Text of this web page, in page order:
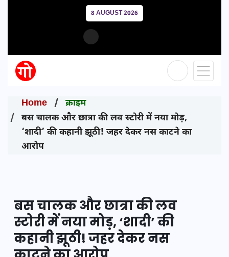
8 AUGUST 2026
Home
क्राइम
बस चालक और छात्रा की लव स्टोरी में नया मोड़,
‘शादी’ की कहानी झूठी! जहर देकर नस काटने का
आरोप
बस चालक और छात्रा की लव
स्टोरी में नया मोड़, ‘शादी’ की
कहानी झूठी! जहर देकर नस